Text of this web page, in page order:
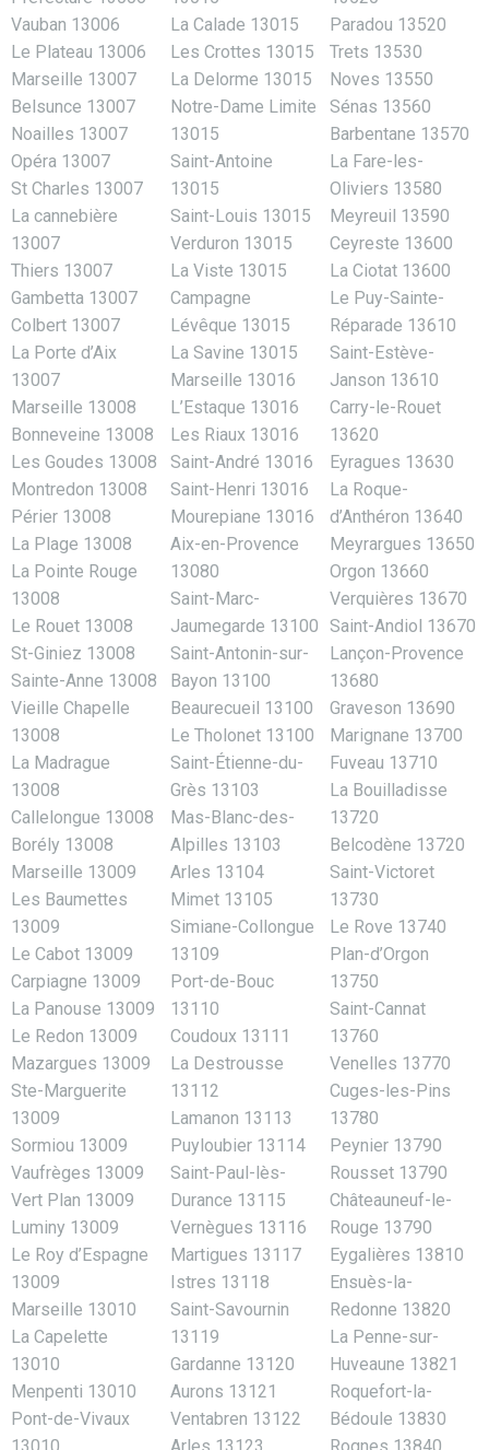
Vauban 13006
Le Plateau 13006
Marseille 13007
Belsunce 13007
Noailles 13007
Opéra 13007
St Charles 13007
La cannebière
13007
Thiers 13007
Gambetta 13007
Colbert 13007
La Porte d’Aix
13007
Marseille 13008
Bonneveine 13008
Les Goudes 13008
Montredon 13008
Périer 13008
La Plage 13008
La Pointe Rouge
13008
Le Rouet 13008
St-Giniez 13008
Sainte-Anne 13008
Vieille Chapelle
13008
La Madrague
13008
Callelongue 13008
Borély 13008
Marseille 13009
Les Baumettes
13009
Le Cabot 13009
Carpiagne 13009
La Panouse 13009
Le Redon 13009
Mazargues 13009
Ste-Marguerite
13009
Sormiou 13009
Vaufrèges 13009
Vert Plan 13009
Luminy 13009
Le Roy d’Espagne
13009
Marseille 13010
La Capelette
13010
Menpenti 13010
Pont-de-Vivaux
La Calade 13015
Les Crottes 13015
La Delorme 13015
Notre-Dame Limite
13015
Saint-Antoine
13015
Saint-Louis 13015
Verduron 13015
La Viste 13015
Campagne
Lévêque 13015
La Savine 13015
Marseille 13016
L’Estaque 13016
Les Riaux 13016
Saint-André 13016
Saint-Henri 13016
Mourepiane 13016
Aix-en-Provence
13080
Saint-Marc-
Jaumegarde 13100
Saint-Antonin-sur-
Bayon 13100
Beaurecueil 13100
Le Tholonet 13100
Saint-Étienne-du-
Grès 13103
Mas-Blanc-des-
Alpilles 13103
Arles 13104
Mimet 13105
Simiane-Collongue
13109
Port-de-Bouc
13110
Coudoux 13111
La Destrousse
13112
Lamanon 13113
Puyloubier 13114
Saint-Paul-lès-
Durance 13115
Vernègues 13116
Martigues 13117
Istres 13118
Saint-Savournin
13119
Gardanne 13120
Aurons 13121
Ventabren 13122
Paradou 13520
Trets 13530
Noves 13550
Sénas 13560
Barbentane 13570
La Fare-les-
Oliviers 13580
Meyreuil 13590
Ceyreste 13600
La Ciotat 13600
Le Puy-Sainte-
Réparade 13610
Saint-Estève-
Janson 13610
Carry-le-Rouet
13620
Eyragues 13630
La Roque-
d’Anthéron 13640
Meyrargues 13650
Orgon 13660
Verquières 13670
Saint-Andiol 13670
Lançon-Provence
13680
Graveson 13690
Marignane 13700
Fuveau 13710
La Bouilladisse
13720
Belcodène 13720
Saint-Victoret
13730
Le Rove 13740
Plan-d’Orgon
13750
Saint-Cannat
13760
Venelles 13770
Cuges-les-Pins
13780
Peynier 13790
Rousset 13790
Châteauneuf-le-
Rouge 13790
Eygalières 13810
Ensuès-la-
Redonne 13820
La Penne-sur-
Huveaune 13821
Roquefort-la-
Bédoule 13830